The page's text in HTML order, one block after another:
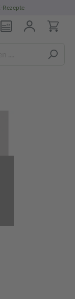
Rezepte